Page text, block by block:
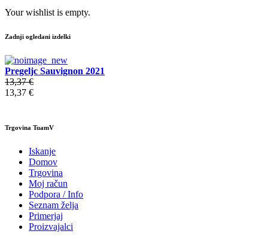
Your wishlist is empty.
Zadnji ogledani izdelki
Pregeljc Sauvignon 2021
13,37 €
13,37 €
Trgovina TuamV
Iskanje
Domov
Trgovina
Moj račun
Podpora / Info
Seznam želja
Primerjaj
Proizvajalci